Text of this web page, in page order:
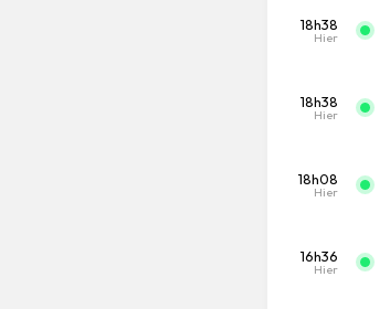
18h38
Hier
18h38
Hier
18h08
Hier
16h36
Hier